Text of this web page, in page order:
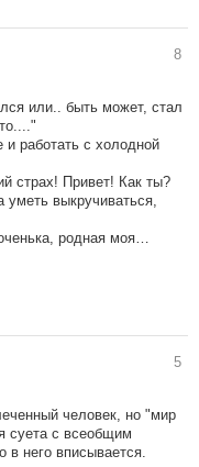
8
или.. быть может, стал
и работать с холодной
страх! Привет! Как ты?
выкручиваться,
родная моя…
5
человек, но "мир
суета с всеобщим
него вписывается.